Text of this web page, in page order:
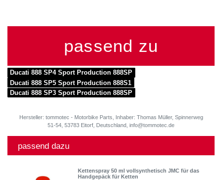
passend zu
Ducati 888 SP4 Sport Production 888SP
Ducati 888 SP5 Sport Production 888S1
Ducati 888 SP3 Sport Production 888SP
Hersteller: tommotec - Motorbike Parts, Inhaber: Thomas Müller, Spinnerweg
51-54, 53783 Eitorf, Deutschland, info@tommotec.de
passend dazu
Kettenspray 50 ml vollsynthetisch JMC für das
Handgepäck für Ketten